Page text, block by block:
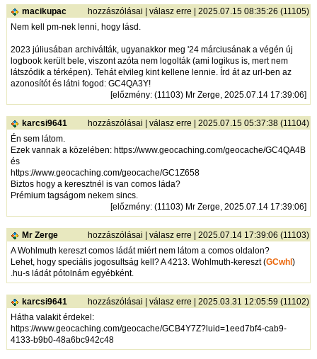
macikupac hozzászólásai |válasz erre | 2025.07.15 08:35:26 (11105)
Nem kell pm-nek lenni, hogy lásd.
2023 júliusában archiválták, ugyanakkor meg '24 márciusának a végén új
logbook került bele, viszont azóta nem logolták (ami logikus is, mert nem
látszódik a térképen). Tehát elvileg kint kellene lennie. Írd át az url-ben az
azonosítót és látni fogod: GC4QA3Y!
[előzmény: (11103) Mr Zerge, 2025.07.14 17:39:06]
karcsi9641 hozzászólásai |válasz erre | 2025.07.15 05:37:38 (11104)
Én sem látom.
Ezek vannak a közelében: https://www.geocaching.com/geocache/GC4QA4B
és
https://www.geocaching.com/geocache/GC1Z658
Biztos hogy a keresztnél is van comos láda?
Prémium tagságom nekem sincs.
[előzmény: (11103) Mr Zerge, 2025.07.14 17:39:06]
Mr Zerge hozzászólásai |válasz erre | 2025.07.14 17:39:06 (11103)
A Wohlmuth kereszt comos ládát miért nem látom a comos oldalon?
Lehet, hogy speciális jogosultság kell? A 4213. Wohlmuth-kereszt (GCwhl)
.hu-s ládát pótolnám egyébként.
karcsi9641 hozzászólásai |válasz erre | 2025.03.31 12:05:59 (11102)
Hátha valakit érdekel:
https://www.geocaching.com/geocache/GCB4Y7Z?luid=1eed7bf4-cab9-
4133-b9b0-48a6bc942c48